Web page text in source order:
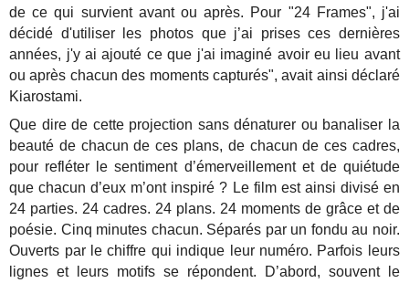
de ce qui survient avant ou après. Pour "24 Frames", j'ai
décidé d'utiliser les photos que j’ai prises ces dernières
années, j'y ai ajouté ce que j'ai imaginé avoir eu lieu avant
ou après chacun des moments capturés", avait ainsi déclaré
Kiarostami.
Que dire de cette projection sans dénaturer ou banaliser la
beauté de chacun de ces plans, de chacun de ces cadres,
pour refléter le sentiment d’émerveillement et de quiétude
que chacun d’eux m’ont inspiré ? Le film est ainsi divisé en
24 parties. 24 cadres. 24 plans. 24 moments de grâce et de
poésie. Cinq minutes chacun. Séparés par un fondu au noir.
Ouverts par le chiffre qui indique leur numéro. Parfois leurs
lignes et leurs motifs se répondent. D’abord, souvent le